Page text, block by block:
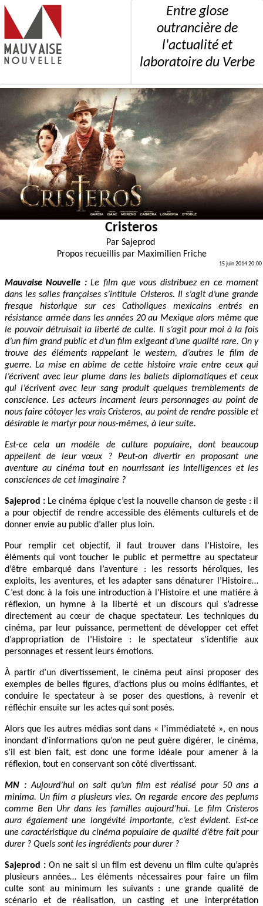
Entre glose
outrancière de
l'actualité et
laboratoire du Verbe
Cristeros
Par Sajeprod
Propos recueillis par Maximilien Friche
15 juin 2014 20:00
Mauvaise Nouvelle :Le film que vous distribuez en ce moment
dans les salles françaises s’intitule Cristeros. Il s’agit d’une grande
fresque historique sur ces Catholiques mexicains entrés en
résistance armée dans les années 20 au Mexique alors même que
le pouvoir détruisait la liberté de culte. Il s’agit pour moi à la fois
d’un film grand public et d’un film exigeant d’une qualité rare. On y
trouve des éléments rappelant le western, d’autres le film de
guerre. La mise en abîme de cette histoire vraie entre ceux qui
l’écrivent avec leur plume dans les ballets diplomatiques et ceux
qui l’écrivent avec leur sang produit quelques tremblements de
conscience. Les acteurs incarnent leurs personnages au point de
nous faire côtoyer les vrais Cristeros, au point de rendre possible et
désirable le martyr pour nous-mêmes, à leur suite.
Est-ce cela un modèle de culture populaire, dont beaucoup
appellent de leur vœux ? Peut-on divertir en proposant une
aventure au cinéma tout en nourrissant les intelligences et les
consciences de cet imaginaire ?
Sajeprod : Le cinéma épique c’est la nouvelle chanson de geste : il
a pour objectif de rendre accessible des éléments culturels et de
donner envie au public d’aller plus loin.
Pour remplir cet objectif, il faut trouver dans l’Histoire, les
éléments qui vont toucher le public et permettre au spectateur
d’être embarqué dans l’aventure : les ressorts héroïques, les
exploits, les aventures, et les adapter sans dénaturer l’Histoire…
C’est donc à la fois une introduction à l’Histoire et une matière à
réflexion, un hymne à la liberté et un discours qui s’adresse
directement au cœur de chaque spectateur. Les techniques du
cinéma, par leur puissance, permettent de développer cet effet
d’appropriation de l’Histoire : le spectateur s’identifie aux
personnages et ressent leurs émotions.
À partir d’un divertissement, le cinéma peut ainsi proposer des
exemples de belles figures, d’actions plus ou moins édifiantes, et
conduire le spectateur à se poser des questions, à revenir et
réfléchir ensuite sur les actes qui sont posés.
Alors que les autres médias sont dans « l’immédiateté », en nous
inondant d’informations qu’on ne peut guère digérer, le cinéma,
s’il est bien fait, est donc une forme idéale pour amener à la
réflexion, tout en conservant son côté divertissant.
MN :Aujourd’hui on sait qu’un film est réalisé pour 50 ans a
minima. Un film a plusieurs vies. On regarde encore des peplums
comme Ben Uhr dans les familles aujourd’hui. Le film Cristeros
aura également une longévité importante, c’est évident. Est-ce
une caractéristique du cinéma populaire de qualité d’être fait pour
durer ? Quels sont les ingrédients pour durer ?
Sajeprod :On ne sait si un film est devenu un film culte qu’après
plusieurs années… Les éléments nécessaires pour faire un film
culte sont au minimum les suivants : une grande qualité de
scénario et de réalisation, un casting et une interprétation